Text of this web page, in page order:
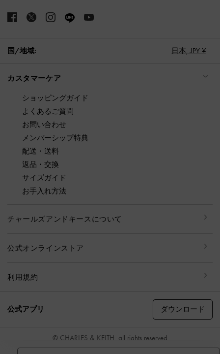
国/地域: 日本, JPY ¥
カスタマーケア
ショッピングガイド
よくあるご質問
お問い合わせ
メンバーシップ特典
配送・送料
返品・交換
サイズガイド
お手入れ方法
チャールズアンドキースについて
公式オンラインストア
利用規約
公式アプリ ダウンロード
© CHARLES & KEITH, all rights reserved